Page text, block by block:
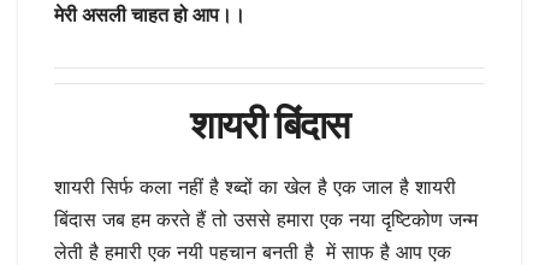
मेरी असली चाहत हो आप।।
शायरी बिंदास
शायरी सिर्फ कला नहीं है श्ब्दों का खेल है एक जाल है शायरी
बिंदास जब हम करते हैं तो उससे हमारा एक नया दृष्टिकोण जन्म
लेती है हमारी एक नयी पहचान बनती है में साफ है आप एक